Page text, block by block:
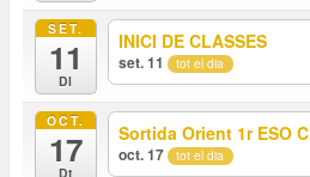
SET.
11
Dl
INICI DE CLASSES
set. 11 tot el dia
OCT.
17
Dt
Sortida Orient 1r ESO C
oct. 17 tot el dia